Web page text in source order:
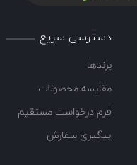
دسترسی سریع
برندها
مقایسه محصولات
فرم درخواست مستقیم
پیگیری سفارش